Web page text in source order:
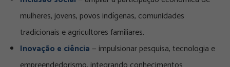
mulheres, jovens, povos indígenas, comunidades
tradicionais e agricultores familiares.
Inovação e ciência— impulsionar pesquisa, tecnologia e